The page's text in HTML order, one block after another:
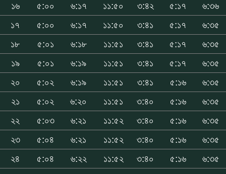
১৬
৫:০০ ৬:১৭ ১১:৫০ ৩:৪২ ৫:১৭
৬:৩৬
১৭
৫:০০ ৬:১৭ ১১:৫০ ৩:৪১ ৫:১৭
৬:৩৫
১৮
৫:০১ ৬:১৮ ১১:৫১ ৩:৪১ ৫:১৭
৬:৩৫
১৯
৫:০১ ৬:১৯ ১১:৫১ ৩:৪১ ৫:১৭
৬:৩৫
২০
৫:০২ ৬:১৯ ১১:৫১ ৩:৪১ ৫:১৬
৬:৩৫
২১
৫:০২ ৬:২০ ১১:৫১ ৩:৪০ ৫:১৬
৬:৩৫
২২
৫:০৩ ৬:২১ ১১:৫২ ৩:৪০ ৫:১৬
৬:৩৫
২৩
৫:০৪ ৬:২১ ১১:৫২ ৩:৪০ ৫:১৬
৬:৩৫
২৪
৫:০৪ ৬:২২ ১১:৫২ ৩:৪০ ৫:১৬
৬:৩৫